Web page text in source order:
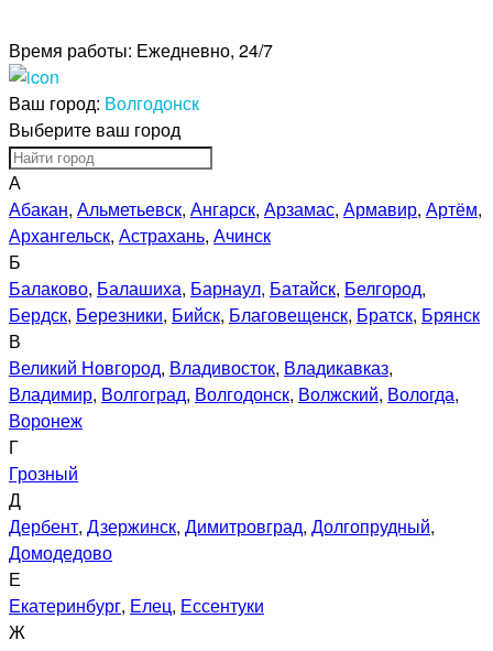
Время работы: Ежедневно, 24/7
Ваш город: Волгодонск
Выберите ваш город
А
Абакан, Альметьевск, Ангарск, Арзамас, Армавир, Артём,
Архангельск, Астрахань, Ачинск
Б
Балаково, Балашиха, Барнаул, Батайск, Белгород,
Бердск, Березники, Бийск, Благовещенск, Братск, Брянск
В
Великий Новгород, Владивосток, Владикавказ,
Владимир, Волгоград, Волгодонск, Волжский, Вологда,
Воронеж
Г
Грозный
Д
Дербент, Дзержинск, Димитровград, Долгопрудный,
Домодедово
Е
Екатеринбург, Елец, Ессентуки
Ж